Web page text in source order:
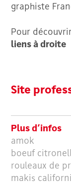
graphiste
Pour
liens à droite
Site
Plus d’infos
amok
boeuf
rouleaux de
makis